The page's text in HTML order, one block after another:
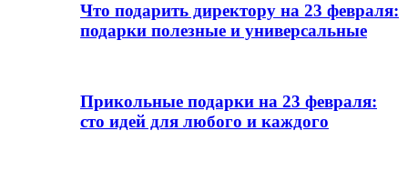
Что подарить директору на 23 февраля:
подарки полезные и универсальные
Прикольные подарки на 23 февраля:
сто идей для любого и каждого